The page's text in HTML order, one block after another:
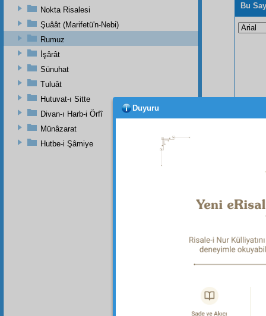
Bu
Nokta Risalesi
Şuâât (Marifetü'n-Nebi)
Rumuz
İşârât
Sünuhat
Tuluât
Hutuvat-ı Sitte
Divan-ı Harb-i Örfî
Münâzarat
Hutbe-i Şâmiye
Duyuru